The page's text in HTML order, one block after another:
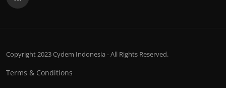
Copyright 2023 Cydem Indonesia - All Rights Reserved.
Terms & Conditions